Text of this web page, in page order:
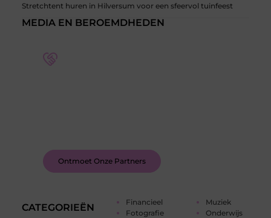
Stretchtent huren in Hilversum voor een sfeervol tuinfeest
CATEGORIEËN
Financieel
Fotografie
Muziek
Onderwijs
MEDIA EN BEROEMDHEDEN
Ontmoet Onze Partners